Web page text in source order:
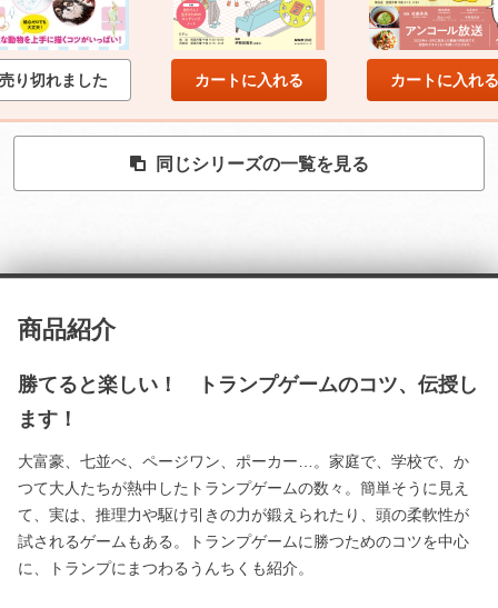
売り切れました カートに入れる カートに入れる
同じシリーズの一覧を見る
商品紹介
勝てると楽しい！ トランプゲームのコツ、伝授し
ます！
大富豪、七並べ、ページワン、ポーカー…。家庭で、学校で、か
つて大人たちが熱中したトランプゲームの数々。簡単そうに見え
て、実は、推理力や駆け引きの力が鍛えられたり、頭の柔軟性が
試されるゲームもある。トランプゲームに勝つためのコツを中心
に、トランプにまつわるうんちくも紹介。